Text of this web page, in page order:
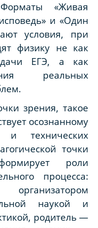
«Живая
и «Один
условия, при
физику не как
ЕГЭ, а как
реальных
зрения, такое
осознанному
и технических
точки
роли
процесса:
организатором
наукой и
родитель —